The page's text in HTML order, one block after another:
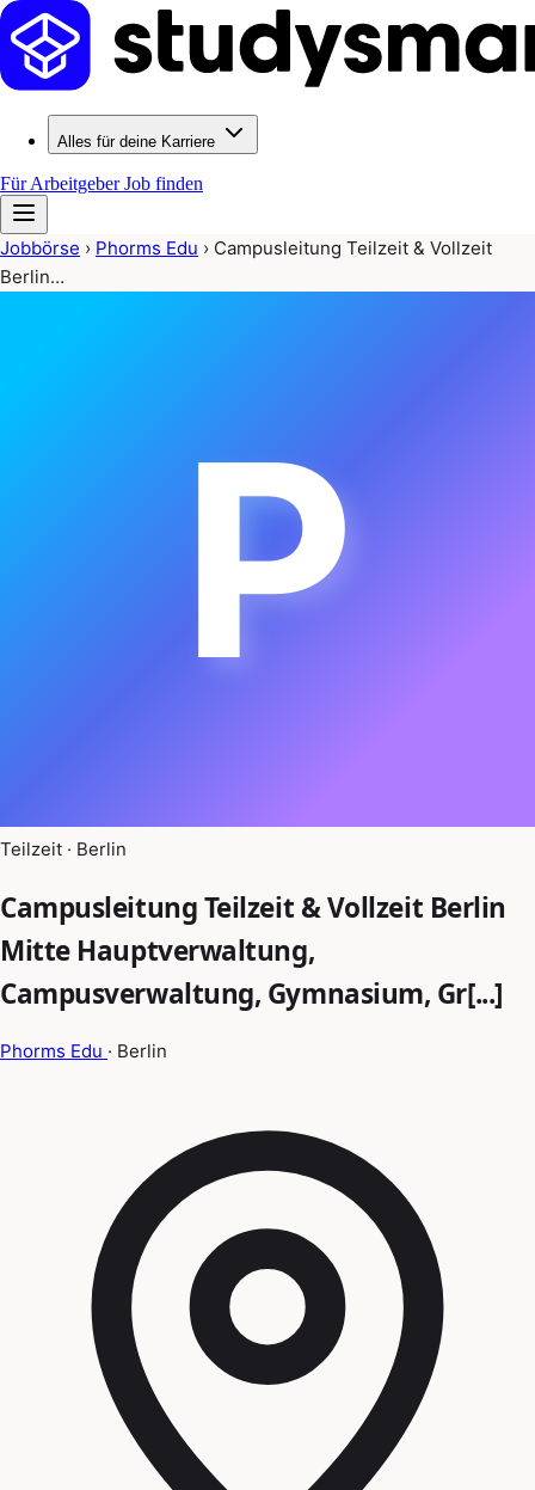
Alles für deine Karriere
Für ArbeitgeberJob finden
Jobbörse › Phorms Edu › Campusleitung Teilzeit & Vollzeit
Berlin…
P
Teilzeit · Berlin
Campusleitung Teilzeit & Vollzeit Berlin
Mitte Hauptverwaltung,
Campusverwaltung, Gymnasium, Gr[...]
Phorms Edu · Berlin